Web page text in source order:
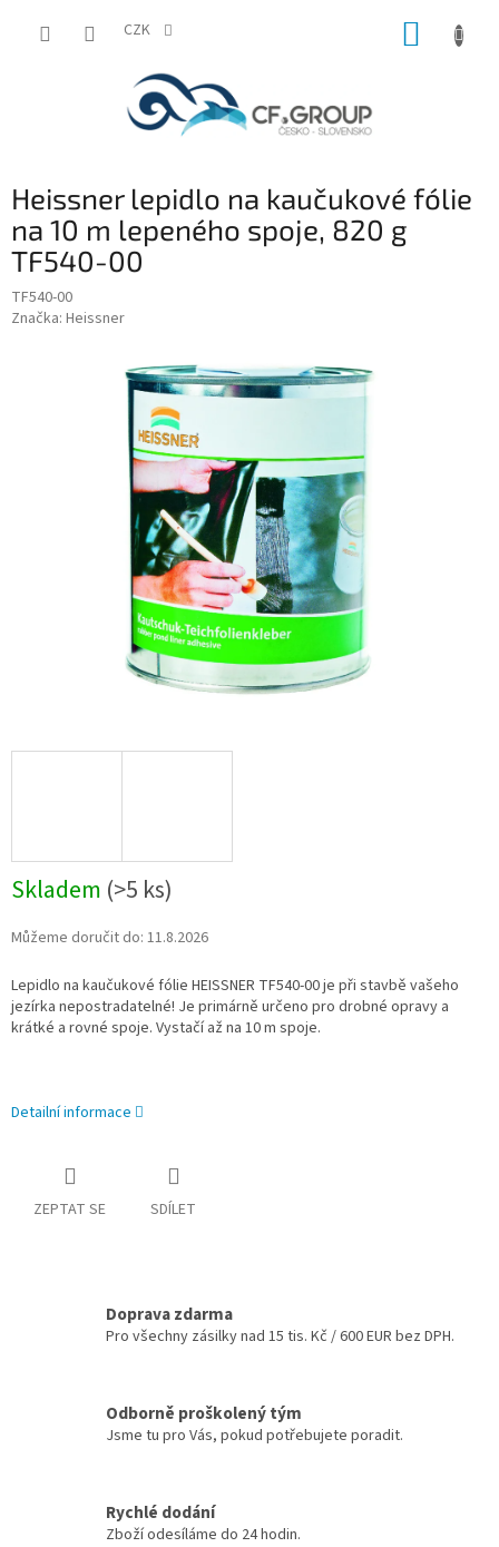
CZK
Heissner lepidlo na kaučukové fólie
na 10 m lepeného spoje, 820 g
TF540-00
TF540-00
Značka: Heissner
Skladem (>5 ks)
Můžeme doručit do: 11.8.2026
Lepidlo na kaučukové fólie HEISSNER TF540-00 je při stavbě vašeho
jezírka nepostradatelné! Je primárně určeno pro drobné opravy a
krátké a rovné spoje. Vystačí až na 10 m spoje.
Detailní informace
ZEPTAT SE SDÍLET
Doprava zdarma
Pro všechny zásilky nad 15 tis. Kč / 600 EUR bez DPH.
Odborně proškolený tým
Jsme tu pro Vás, pokud potřebujete poradit.
Rychlé dodání
Zboží odesíláme do 24 hodin.